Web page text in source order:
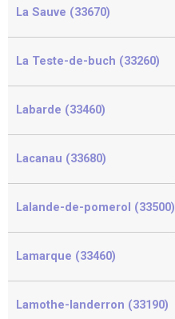
La Sauve (33670)
La Teste-de-buch (33260)
Labarde (33460)
Lacanau (33680)
Lalande-de-pomerol (33500)
Lamarque (33460)
Lamothe-landerron (33190)